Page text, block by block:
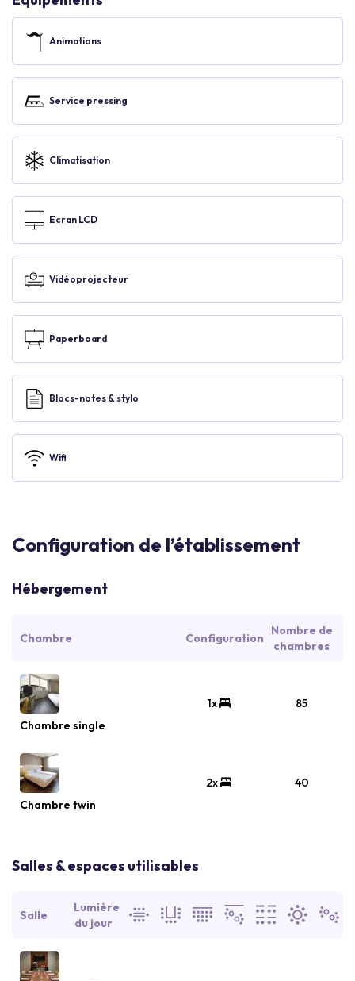
Animations
Service pressing
Climatisation
Ecran LCD
Vidéoprojecteur
Paperboard
Blocs-notes & stylo
Wifi
Configuration de l’établissement
Hébergement
Chambre Configuration
Nombre de
chambres
Chambre single
1x 85
Chambre twin
2x 40
Salles & espaces utilisables
Salle
Lumière
du jour